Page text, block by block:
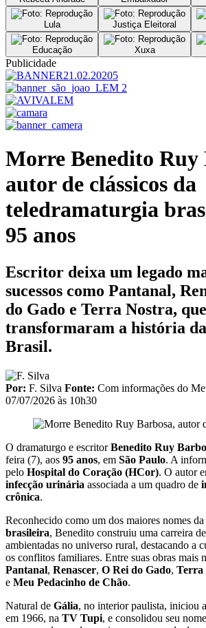
Lula Justiça Eleitoral
Educação Xuxa
Publicidade
Morre Benedito Ruy
autor de clássicos da
teledramaturgia
95 anos
Escritor deixa um legado
sucessos como Pantanal,
do Gado e Terra Nostra, que
transformaram a história
Brasil.
Por: F. Silva Fonte: Com informações do
07/07/2026 às 10h30
O dramaturgo e escritorBenedito Ruy
feira (7), aos 95 anos, em São Paulo. A
pelo Hospital do Coração (HCor). O autor
infecção urinária associada a um quadro de
crônica.
Reconhecido como um dos maiores nomes da
brasileira, Benedito construiu uma carreira
ambientadas no universo rural, destacando a
os conflitos familiares. Entre suas obras mais
Pantanal, Renascer, O Rei do Gado, Terra
e Meu Pedacinho de Chão.
Natural de Gália, no interior paulista, iniciou
em 1966, na TV Tupi, e consolidou seu